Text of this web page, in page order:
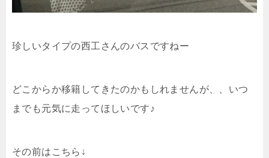
珍しいタイプの西工さんのバスですねー
どこからか移籍してきたのかもしれませんが、、いつ
までも元気に走ってほしいです♪
その前はこちら↓